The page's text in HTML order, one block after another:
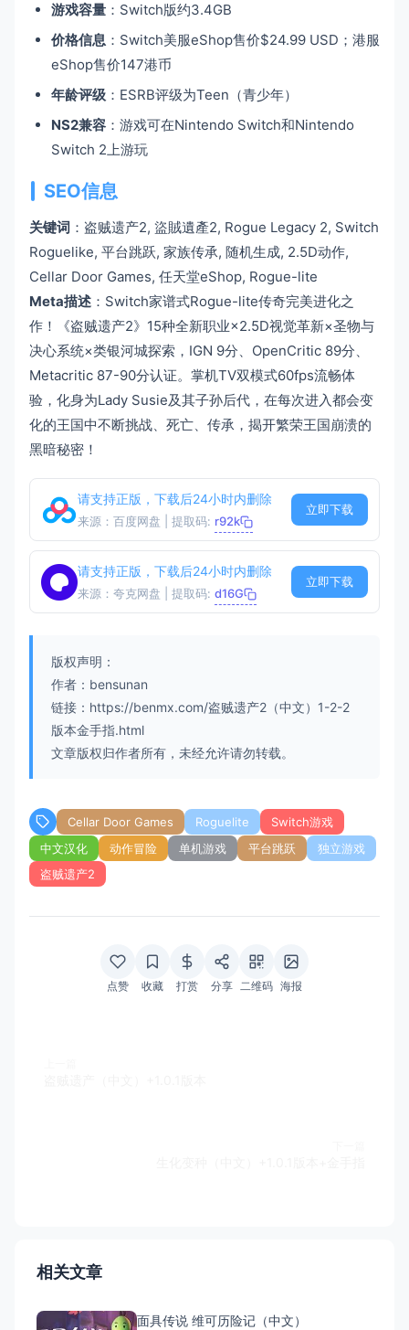
游戏容量 ：Switch版约3.4GB
价格信息 ：Switch美服eShop售价$24.99 USD；港服
eShop售价147港币
年龄评级 ：ESRB评级为Teen（青少年）
NS2兼容 ：游戏可在Nintendo Switch和Nintendo
Switch 2上游玩
SEO信息
关键词 ：盗贼遗产2, 盜賊遺產2, Rogue Legacy 2, Switch
Roguelike, 平台跳跃, 家族传承, 随机生成, 2.5D动作,
Cellar Door Games, 任天堂eShop, Rogue-lite
Meta描述 ：Switch家谱式Rogue-lite传奇完美进化之
作！《盗贼遗产2》15种全新职业×2.5D视觉革新×圣物与
决心系统×类银河城探索，IGN 9分、OpenCritic 89分、
Metacritic 87-90分认证。掌机TV双模式60fps流畅体
验，化身为Lady Susie及其子孙后代，在每次进入都会变
化的王国中不断挑战、死亡、传承，揭开繁荣王国崩溃的
黑暗秘密！
请支持正版，下载后24小时内删除
来源：百度网盘 | 提取码: r92k
立即下载
请支持正版，下载后24小时内删除
来源：夸克网盘 | 提取码: d16G
立即下载
版权声明：
作者：bensunan
链接：https://benmx.com/盗贼遗产2（中文）1-2-2
版本金手指.html
文章版权归作者所有，未经允许请勿转载。
Cellar Door Games Roguelite
Switch游戏
中文汉化
动作冒险 单机游戏 平台跳跃
独立游戏
盗贼遗产2
点赞 收藏 打赏 分享 二维码 海报
相关文章
面具传说 维可历险记（中文）